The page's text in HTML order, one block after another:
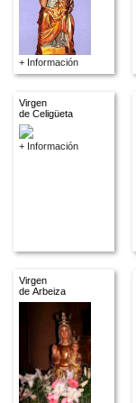
+ Información
Virgen
de Celigüeta
+ Información
Virgen
de Arbeiza